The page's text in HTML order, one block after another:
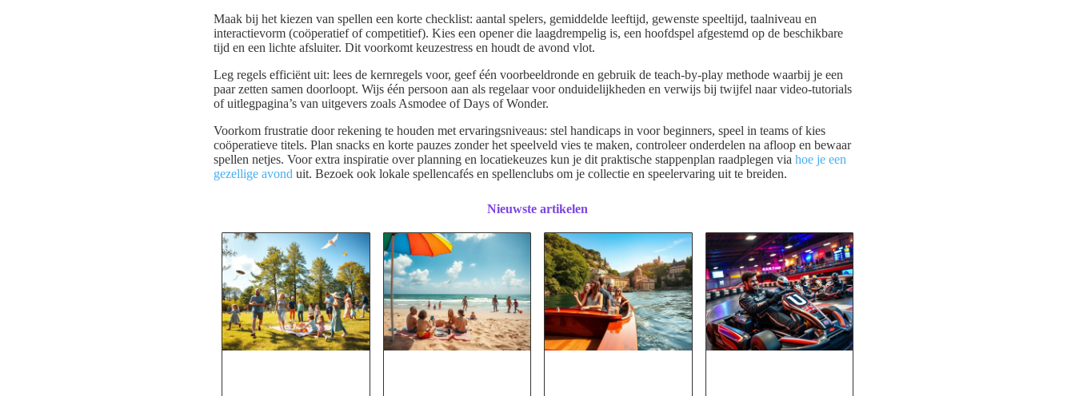
Maak bij het kiezen van spellen een korte checklist: aantal spelers, gemiddelde leeftijd, gewenste speeltijd, taalniveau en
interactievorm (coöperatief of competitief). Kies een opener die laagdrempelig is, een hoofdspel afgestemd op de beschikbare
tijd en een lichte afsluiter. Dit voorkomt keuzestress en houdt de avond vlot.
Leg regels efficiënt uit: lees de kernregels voor, geef één voorbeeldronde en gebruik de teach-by-play methode waarbij je een
paar zetten samen doorloopt. Wijs één persoon aan als regelaar voor onduidelijkheden en verwijs bij twijfel naar video-tutorials
of uitlegpagina’s van uitgevers zoals Asmodee of Days of Wonder.
Voorkom frustratie door rekening te houden met ervaringsniveaus: stel handicaps in voor beginners, speel in teams of kies
coöperatieve titels. Plan snacks en korte pauzes zonder het speelveld vies te maken, controleer onderdelen na afloop en bewaar
spellen netjes. Voor extra inspiratie over planning en locatiekeuzes kun je dit praktische stappenplan raadplegen via hoe je een
gezellige avond uit. Bezoek ook lokale spellencafés en spellenclubs om je collectie en speelervaring uit te breiden.
Nieuwste artikelen